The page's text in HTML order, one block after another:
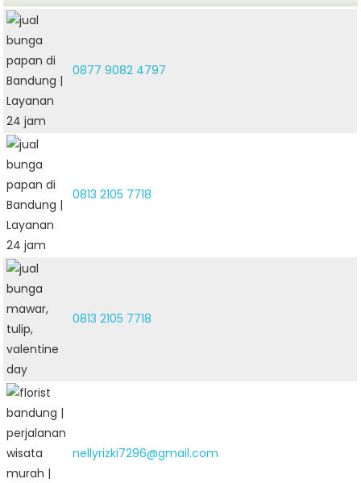
0877 9082 4797
0813 2105 7718
0813 2105 7718
nellyrizki7296@gmail.com